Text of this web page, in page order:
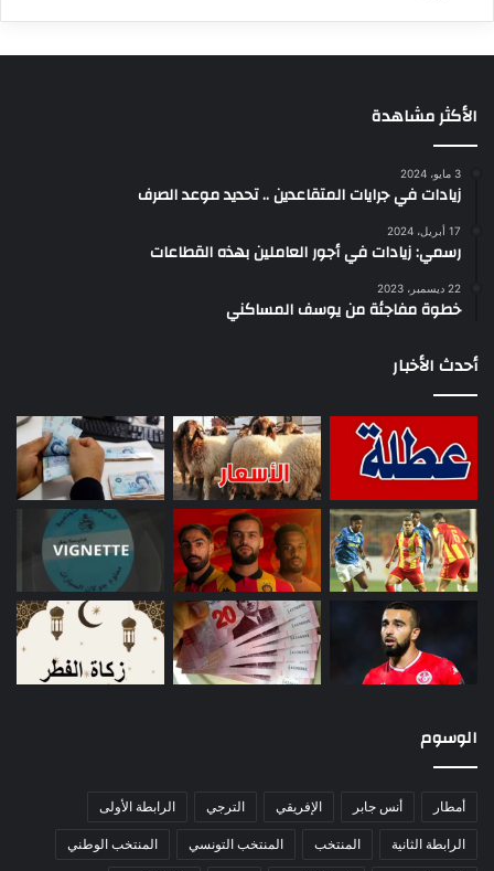
الأكثر مشاهدة
3 مايو، 2024
زيادات في جرايات المتقاعدين .. تحديد موعد الصرف
17 أبريل، 2024
رسمي: زيادات في أجور العاملين بهذه القطاعات
22 ديسمبر، 2023
خطوة مفاجئة من يوسف المساكني
أحدث الأخبار
الوسوم
أمطار أنس جابر الإفريقي الترجي الرابطة الأولى
الرابطة الثانية المنتخب المنتخب التونسي المنتخب الوطني